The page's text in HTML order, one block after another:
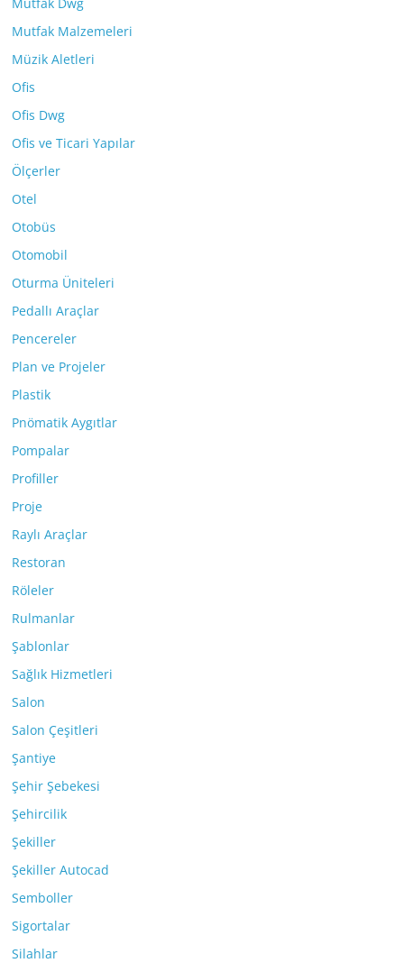
Mutfak Malzemeleri
Müzik Aletleri
Ofis
Ofis Dwg
Ofis ve Ticari Yapılar
Ölçerler
Otel
Otobüs
Otomobil
Oturma Üniteleri
Pedallı Araçlar
Pencereler
Plan ve Projeler
Plastik
Pnömatik Aygıtlar
Pompalar
Profiller
Proje
Raylı Araçlar
Restoran
Röleler
Rulmanlar
Şablonlar
Sağlık Hizmetleri
Salon
Salon Çeşitleri
Şantiye
Şehir Şebekesi
Şehircilik
Şekiller
Şekiller Autocad
Semboller
Sigortalar
Silahlar